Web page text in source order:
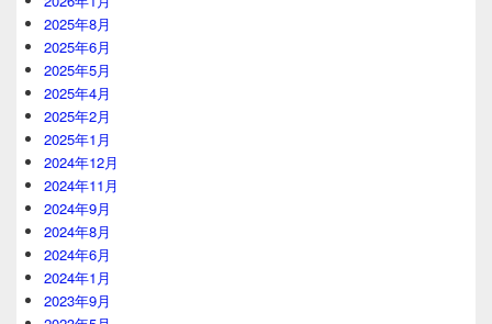
2025年8月
2025年6月
2025年5月
2025年4月
2025年2月
2025年1月
2024年12月
2024年11月
2024年9月
2024年8月
2024年6月
2024年1月
2023年9月